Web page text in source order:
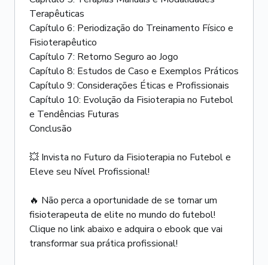
Terapêuticas
Capítulo 6: Periodização do Treinamento Físico e
Fisioterapêutico
Capítulo 7: Retorno Seguro ao Jogo
Capítulo 8: Estudos de Caso e Exemplos Práticos
Capítulo 9: Considerações Éticas e Profissionais
Capítulo 10: Evolução da Fisioterapia no Futebol
e Tendências Futuras
Conclusão
💥 Invista no Futuro da Fisioterapia no Futebol e
Eleve seu Nível Profissional!
🔥 Não perca a oportunidade de se tornar um
fisioterapeuta de elite no mundo do futebol!
Clique no link abaixo e adquira o ebook que vai
transformar sua prática profissional!